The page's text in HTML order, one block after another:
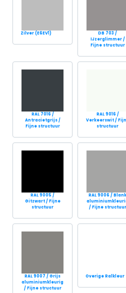
Zilver (E6EV1)
DB 703 /
IJzerglimmer /
Fijne structuur
RAL 7016 /
Antracietgrijs /
Fijne structuur
RAL 9016 /
Verkeerswit /
structuur
RAL 9005 /
Gitzwart / Fijne
structuur
RAL 9006 / Blank
/ Fijne structuur
RAL 9007 / Grijs
aluminiumkleurig
/ Fijne structuur
Overige Ralkleur